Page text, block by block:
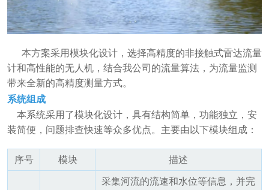
本方案采用模块化设计，选择高精度的非接触式雷达流量
计和高性能的无人机，结合我公司的流量算法，为流量监测
带来全新的高精度测量方式。
系统组成
本系统采用了模块化设计，具有结构简单，功能独立，安
装简便，问题排查快速等众多优点。主要由以下模块组成：
序号 模块 描述
采集河流的流速和水位等信息，并完